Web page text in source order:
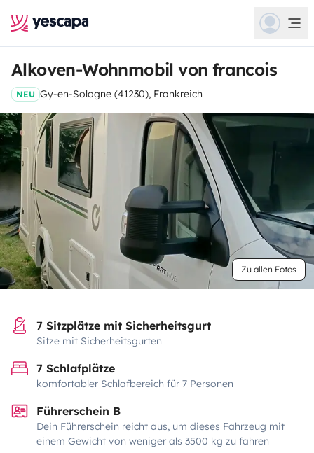
Alkoven-Wohnmobil von francois
NEU Gy-en-Sologne (41230), Frankreich
Zu allen Fotos
7 Sitzplätze mit Sicherheitsgurt
Sitze mit Sicherheitsgurten
7 Schlafplätze
komfortabler Schlafbereich für 7 Personen
Führerschein B
Dein Führerschein reicht aus, um dieses Fahrzeug mit
einem Gewicht von weniger als 3500 kg zu fahren